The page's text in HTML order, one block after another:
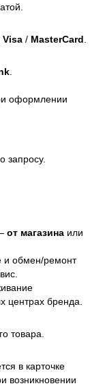
Visa / MasterCard
оформлении
запросу.
от магазина или
и обмен/ремонт
центрах бренда.
товара.
в карточке
возникновении